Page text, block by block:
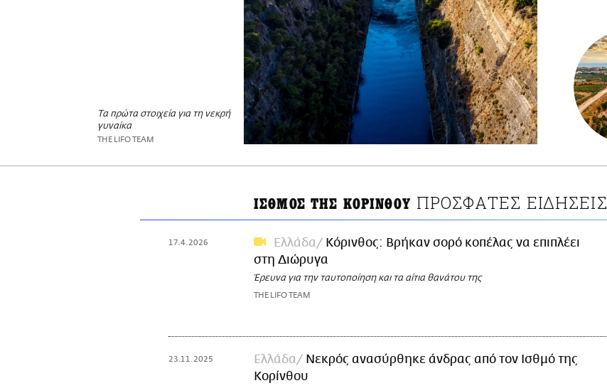
Τα πρώτα στοιχεία για τη νεκρή
γυναίκα
THE LIFO TEAM
ΙΣΘΜΟΣ ΤΗΣ ΚΟΡΙΝΘΟΥ ΠΡΟΣΦΑΤΕΣ ΕΙΔΗΣΕΙΣ
17.4.2026 Ελλάδα
Κόρινθος: Βρήκαν σορό κοπέλας να επιπλέει
στη Διώρυγα
Έρευνα για την ταυτοποίηση και τα αίτια θανάτου της
THE LIFO TEAM
23.11.2025 Ελλάδα
Νεκρός ανασύρθηκε άνδρας από τον Ισθμό της
Κορίνθου